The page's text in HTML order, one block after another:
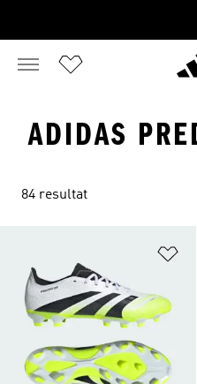
ADIDAS
84 resultat